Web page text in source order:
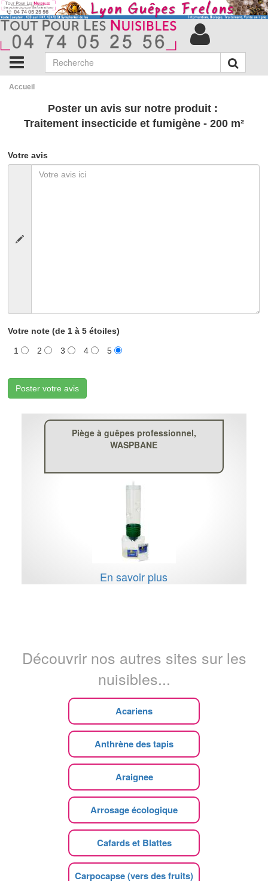
Accueil
Poster un avis sur notre produit :
Traitement insecticide et fumigène - 200 m²
Votre avis
Votre note (de 1 à 5 étoiles)
1 2 3 4 5
Poster votre avis
Piège à guêpes professionnel,
WASPBANE
En savoir plus
Découvrir nos autres sites sur les
nuisibles...
Acariens
Anthrène des tapis
Araignee
Arrosage écologique
Cafards et Blattes
Carpocapse (vers des fruits)